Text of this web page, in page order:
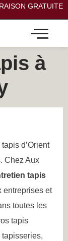
GRATUITE
à
d’Orient
Chez Aux
tapis
entreprises et
toutes les
tapis